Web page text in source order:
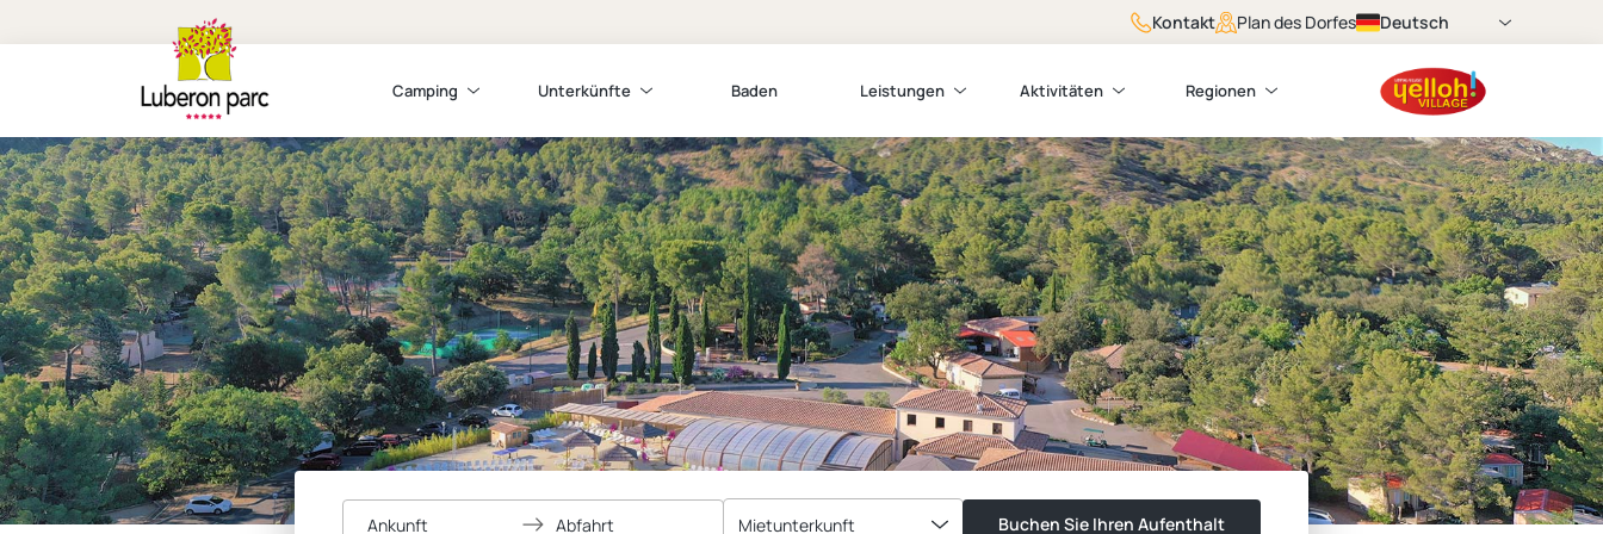
Kontakt Plan des Dorfes Deutsch
Camping Unterkünfte Baden Leistungen Aktivitäten Regionen
Ankunft Abfahrt Mietunterkunft Buchen Sie Ihren Aufenthalt